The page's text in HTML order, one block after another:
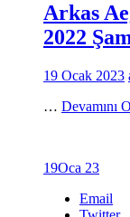
Arkas
2022
19 Ocak 2023
… Devamını
19Oca 23
Email